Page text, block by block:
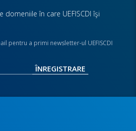
în care UEFISCDI îşi
pentru a primi newsletter-ul UEFISCDI